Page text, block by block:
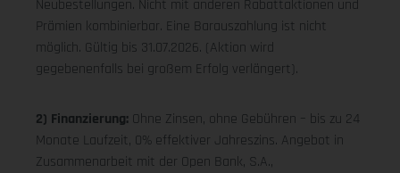
Neubestellungen. Nicht mit anderen Rabattaktionen und
Prämien kombinierbar. Eine Barauszahlung ist nicht
möglich. Gültig bis 31.07.2026. (Aktion wird
gegebenenfalls bei großem Erfolg verlängert).
2) Finanzierung: Ohne Zinsen, ohne Gebühren – bis zu 24
Monate Laufzeit, 0% effektiver Jahreszins. Angebot in
Zusammenarbeit mit der Open Bank, S.A.,